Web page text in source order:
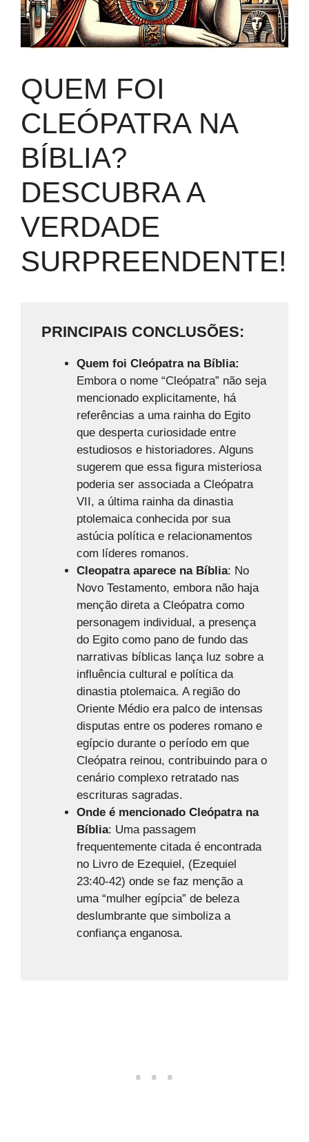
QUEM FOI
CLEÓPATRA NA
BÍBLIA?
DESCUBRA A
VERDADE
SURPREENDENTE!
PRINCIPAIS CONCLUSÕES:
Quem foi Cleópatra na Bíblia:
Embora o nome “Cleópatra” não seja
mencionado explicitamente, há
referências a uma rainha do Egito
que desperta curiosidade entre
estudiosos e historiadores. Alguns
sugerem que essa figura misteriosa
poderia ser associada a Cleópatra
VII, a última rainha da dinastia
ptolemaica conhecida por sua
astúcia política e relacionamentos
com líderes romanos.
Cleopatra aparece na Bíblia: No
Novo Testamento, embora não haja
menção direta a Cleópatra como
personagem individual, a presença
do Egito como pano de fundo das
narrativas bíblicas lança luz sobre a
influência cultural e política da
dinastia ptolemaica. A região do
Oriente Médio era palco de intensas
disputas entre os poderes romano e
egípcio durante o período em que
Cleópatra reinou, contribuindo para o
cenário complexo retratado nas
escrituras sagradas.
Onde é mencionado Cleópatra na
Bíblia: Uma passagem
frequentemente citada é encontrada
no Livro de Ezequiel, (Ezequiel
23:40-42) onde se faz menção a
uma “mulher egípcia” de beleza
deslumbrante que simboliza a
confiança enganosa.